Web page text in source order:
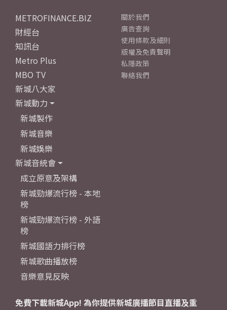
METROFINANCE.BIZ
財經台
知訊台
Metro Plus
MBO TV
新城八大家
新城動力
新城製作
新城音樂
新城娛樂
新城音統會
成立原意及架構
新城勁爆流行榜 - 本地
榜
新城勁爆流行榜 - 外語
榜
新城國語力排行榜
新城歌曲播放榜
音樂意見反映
關於我們
廣告查詢
使用條款及細則
版權及免責聲明
私隱政策
聯絡我們
免費下載新城App! 為你提供新城廣播節目直播及重